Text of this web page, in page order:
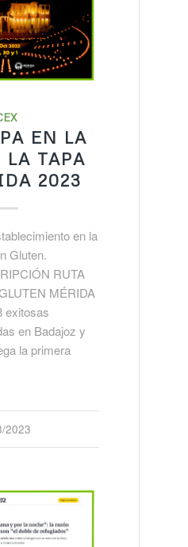
EN LA
LA TAPA
2023
en la
Gluten.
RUTA
MÉRIDA
exitosas
en Badajoz y
la primera
2023